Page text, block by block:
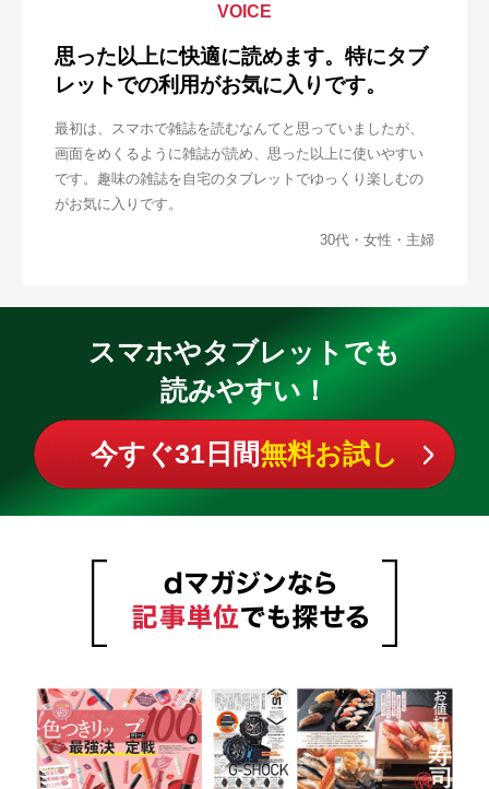
VOICE
思った以上に快適に読めます。特にタブ
レットでの利用がお気に入りです。
最初は、スマホで雑誌を読むなんてと思っていましたが、
画面をめくるように雑誌が読め、思った以上に使いやすい
です。趣味の雑誌を自宅のタブレットでゆっくり楽しむの
がお気に入りです。
30代・女性・主婦
スマホやタブレットでも
読みやすい！
今すぐ31日間無料お試し